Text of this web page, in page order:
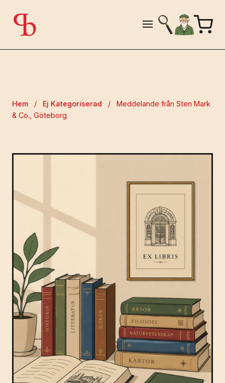
Hem / Ej Kategoriserad /
Meddelande från Sten Mark
& Co., Göteborg.